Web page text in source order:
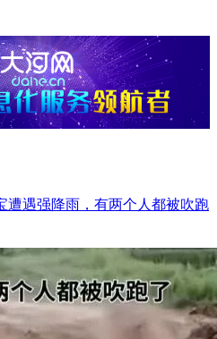
遭遇强降雨，有两个人都被吹跑